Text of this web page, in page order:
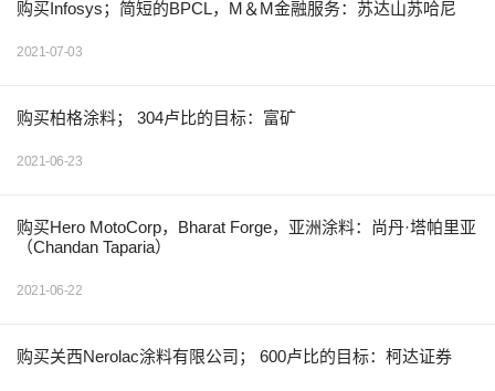
购买Infosys；简短的BPCL，M＆M金融服务：苏达山苏哈尼
2021-07-03
购买柏格涂料； 304卢比的目标：富矿
2021-06-23
购买Hero MotoCorp，Bharat Forge，亚洲涂料：尚丹·塔帕里亚
（Chandan Taparia）
2021-06-22
购买关西Nerolac涂料有限公司； 600卢比的目标：柯达证券